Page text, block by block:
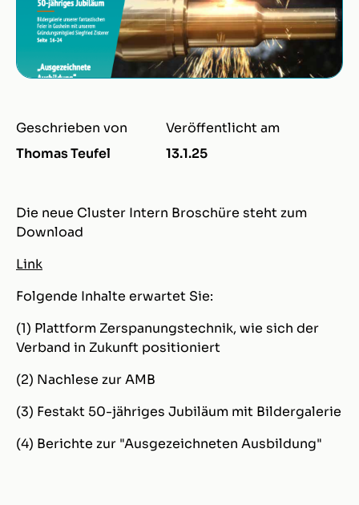
Geschrieben von
Thomas Teufel
Veröffentlicht am
13.1.25
Die neue Cluster Intern Broschüre steht zum
Download
Link
Folgende Inhalte erwartet Sie:
(1) Plattform Zerspanungstechnik, wie sich der
Verband in Zukunft positioniert
(2) Nachlese zur AMB
(3) Festakt 50-jähriges Jubiläum mit Bildergalerie
(4) Berichte zur "Ausgezeichneten Ausbildung"